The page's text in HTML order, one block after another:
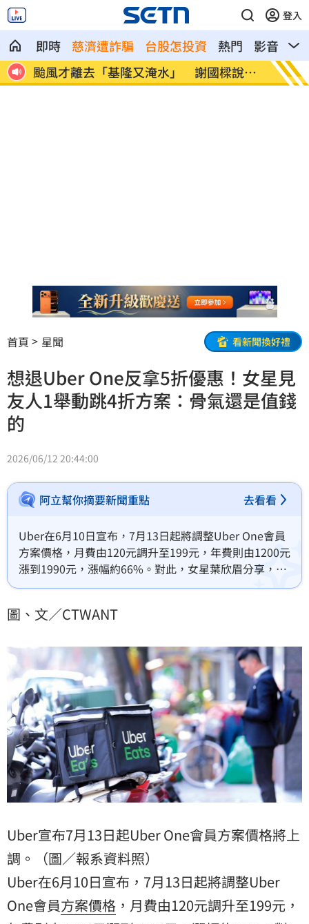
登入
即時 慈濟遭詐騙 台股怎投資 熱門 影音
熱
話
珠寶店百萬金飾離奇消失 小偷竟是他 哥倫
首頁 星聞 看新聞換好禮
想退Uber One反拿5折優惠！女星見
友人1舉動跳4折方案：骨氣還是值錢
的
2026/06/12 20:44:00
阿立幫你摘要新聞重點 去看看
Uber在6月10日宣布，7月13日起將調整Uber One會員
方案價格，月費由120元調升至199元，年費則由1200元
漲到1990元，漲幅約66%。對此，女星葉欣眉分享，她
原本想取消Uber One，系統卻祭出5折續訂優惠留人，
現4折優惠通知，讓她氣得直呼後悔。
圖、文／CTWANT
Uber宣布7月13日起Uber One會員方案價格將上
調。（圖／報系資料照）
Uber在6月10日宣布，7月13日起將調整Uber
One會員方案價格 ，月費由120元調升至199元，